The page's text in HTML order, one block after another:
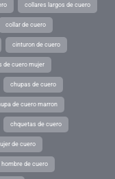
collares largos de cuero
collar de cuero
cinturon de cuero
de cuero mujer
chupas de cuero
de cuero marron
chquetas de cuero
de cuero
de cuero